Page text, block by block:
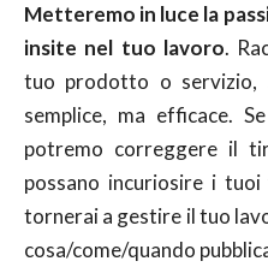
Metteremo in luce la
insite nel tuo lavoro.
tuo prodotto o servizio,
semplice, ma efficace.
potremo correggere il
possano incuriosire i
tornerai a gestire il tuo
cosa/come/quando